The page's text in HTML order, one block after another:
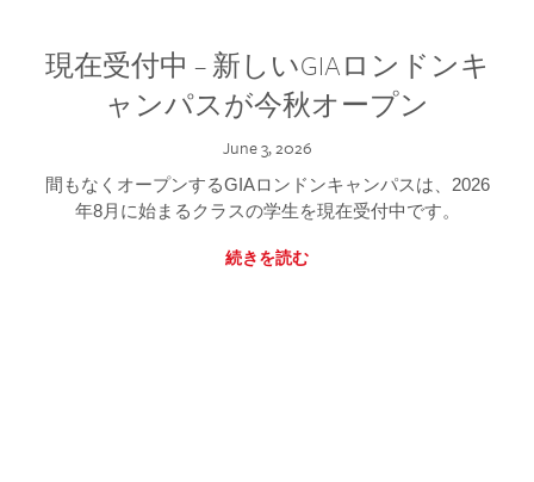
現在受付中 – 新しいGIAロンドンキ
ャンパスが今秋オープン
June 3, 2026
間もなくオープンするGIAロンドンキャンパスは、2026
年8月に始まるクラスの学生を現在受付中です。
続きを読む